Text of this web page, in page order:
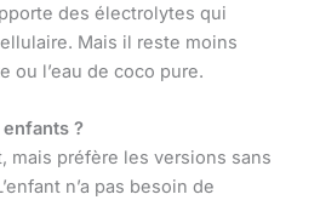
des électrolytes qui
Mais il reste moins
ou l’eau de coco pure.
?
mais préfère les versions sans
n’a pas besoin de